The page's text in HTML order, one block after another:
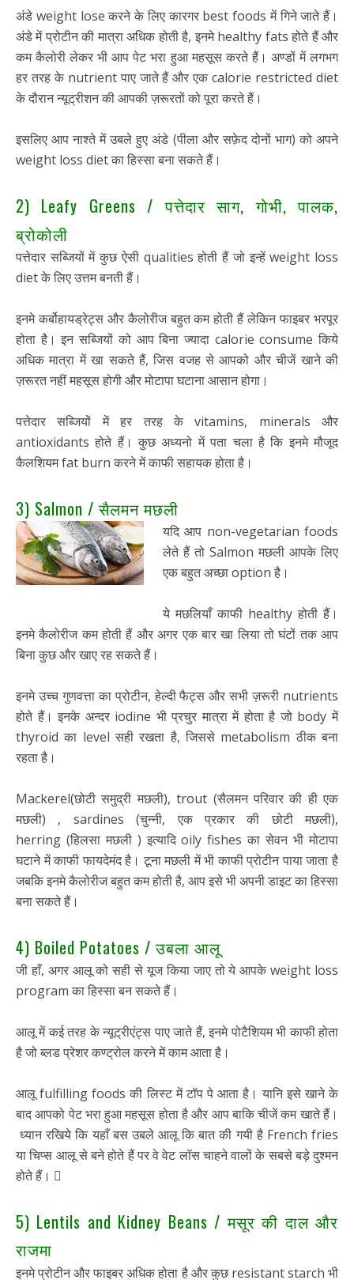
अंडे weight lose करने के लिए कारगर best foods में गिने जाते हैं।
अंडे में प्रोटीन की मात्रा अधिक होती है, इनमे healthy fats होते हैं और
कम कैलोरी लेकर भी आप पेट भरा हुआ महसूस करते हैं। अण्डों में लगभग
हर तरह के nutrient पाए जाते हैं और एक calorie restricted diet
के दौरान न्यूट्रीशन की आपकी ज़रूरतों को पूरा करते हैं।
इसलिए आप नाश्ते में उबले हुए अंडे (पीला और सफ़ेद दोनों भाग) को अपने
weight loss diet का हिस्सा बना सकते हैं।
2) Leafy Greens / पत्तेदार साग, गोभी, पालक,
ब्रोकोली
पत्तेदार सब्जियों में कुछ ऐसी qualities होती हैं जो इन्हें weight loss
diet के लिए उत्तम बनती हैं।
इनमे कर्बोहायड्रेट्स और कैलोरीज बहुत कम होती हैं लेकिन फाइबर भरपूर
होता है। इन सब्जियों को आप बिना ज्यादा calorie consume किये
अधिक मात्रा में खा सकते हैं, जिस वजह से आपको और चीजें खाने की
ज़रूरत नहीं महसूस होगी और मोटापा घटाना आसान होगा।
पत्तेदार सब्जियों में हर तरह के vitamins, minerals और
antioxidants होते हैं। कुछ अध्यनो में पता चला है कि इनमे मौजूद
कैलशियम fat burn करने में काफी सहायक होता है।
3) Salmon / सैलमन मछली
यदि आप non-vegetarian foods
लेते हैं तो Salmon मछली आपके लिए
एक बहुत अच्छा option है।
ये मछलियाँ काफी healthy होती हैं।
इनमे कैलोरीज कम होती हैं और अगर एक बार खा लिया तो घंटों तक आप
बिना कुछ और खाए रह सकते हैं।
इनमे उच्च गुणवत्ता का प्रोटीन, हेल्दी फैट्स और सभी ज़रूरी nutrients
होते हैं। इनके अन्दर iodine भी प्रचुर मात्रा में होता है जो body में
thyroid का level सही रखता है, जिससे metabolism ठीक बना
रहता है।
Mackerel(छोटी समुद्री मछली), trout (सैलमन परिवार की ही एक
मछली) , sardines (चुन्नी, एक प्रकार की छोटी मछली),
herring (हिलसा मछली ) इत्यादि oily fishes का सेवन भी मोटापा
घटाने में काफी फायदेमंद है। टूना मछली में भी काफी प्रोटीन पाया जाता है
जबकि इनमे कैलोरीज बहुत कम होती है, आप इसे भी अपनी डाइट का हिस्सा
बना सकते हैं।
4) Boiled Potatoes / उबला आलू
जी हाँ, अगर आलू को सही से यूज किया जाए तो ये आपके weight loss
program का हिस्सा बन सकते हैं।
आलू में कई तरह के न्यूट्रीएंट्स पाए जाते हैं, इनमे पोटैशियम भी काफी होता
है जो ब्लड प्रेशर कण्ट्रोल करने में काम आता है।
आलू fulfilling foods की लिस्ट में टॉप पे आता है। यानि इसे खाने के
बाद आपको पेट भरा हुआ महसूस होता है और आप बाकि चीजें कम खाते हैं।
ध्यान रखिये कि यहाँ बस उबले आलू कि बात की गयी है French fries
या चिप्स आलू से बने होते हैं पर वे वेट लॉस चाहने वालों के सबसे बड़े दुश्मन
होते हैं। 
5) Lentils and Kidney Beans / मसूर की दाल और
राजमा
इनमे प्रोटीन और फाइबर अधिक होता है और कुछ resistant starch भी